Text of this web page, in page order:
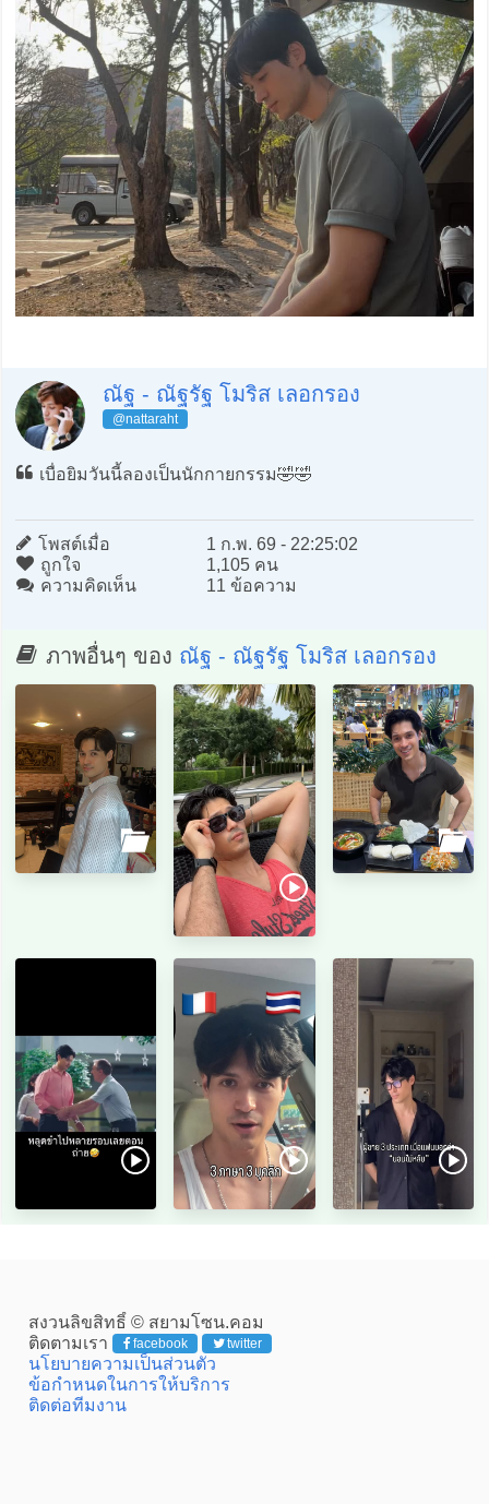
ณัฐ - ณัฐรัฐ โมริส เลอกรอง
@nattaraht
เบื่อยิมวันนี้ลองเป็นนักกายกรรม🤣🤣
โพสต์เมื่อ
1 ก.พ. 69 - 22:25:02
ถูกใจ
1,105 คน
ความคิดเห็น
11 ข้อความ
ภาพอื่นๆ ของ ณัฐ - ณัฐรัฐ โมริส เลอกรอง
สงวนลิขสิทธิ์ © สยามโซน.คอม
ติดตามเรา
facebook twitter
นโยบายความเป็นส่วนตัว
ข้อกำหนดในการให้บริการ
ติดต่อทีมงาน